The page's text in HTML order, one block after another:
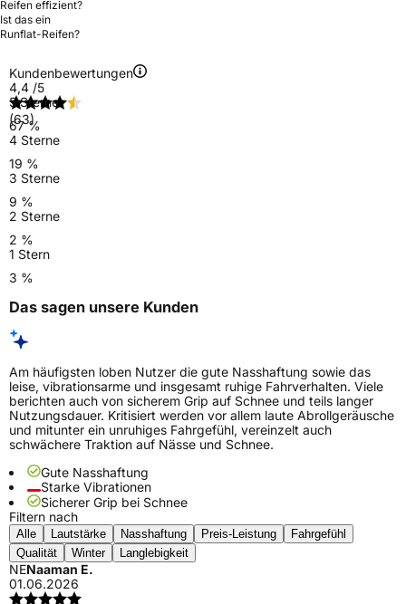
Reifen effizient?
Ist das ein
Runflat-Reifen?
Kundenbewertungen
4,4 /5
(63)
5 Sterne
67 %
4 Sterne
19 %
3 Sterne
9 %
2 Sterne
2 %
1 Stern
3 %
Das sagen unsere Kunden
Am häufigsten loben Nutzer die gute Nasshaftung sowie das
leise, vibrationsarme und insgesamt ruhige Fahrverhalten. Viele
berichten auch von sicherem Grip auf Schnee und teils langer
Nutzungsdauer. Kritisiert werden vor allem laute Abrollgeräusche
und mitunter ein unruhiges Fahrgefühl, vereinzelt auch
schwächere Traktion auf Nässe und Schnee.
Gute Nasshaftung
Starke Vibrationen
Sicherer Grip bei Schnee
Filtern nach
Alle Lautstärke Nasshaftung Preis-Leistung
Fahrgefühl
Qualität
Winter Langlebigkeit
NENaaman E.
01.06.2026